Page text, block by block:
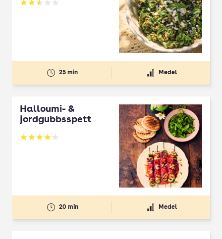
Betyg: 2.5 av 5
25 min Medel
Halloumi- &
jordgubbsspett
Betyg: 4.3 av 5
20 min Medel